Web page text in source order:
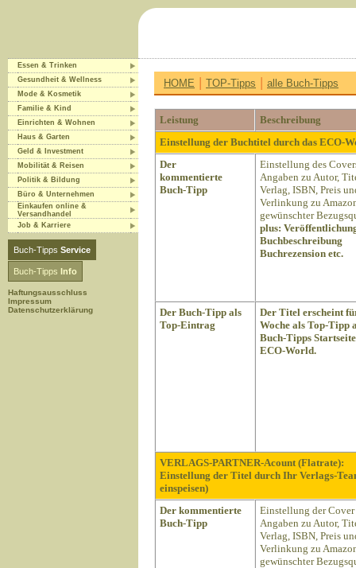
Essen & Trinken
Gesundheit & Wellness
Mode & Kosmetik
Familie & Kind
Einrichten & Wohnen
Haus & Garten
Geld & Investment
Mobilität & Reisen
Politik & Bildung
Büro & Unternehmen
Einkaufen online &
Versandhandel
Job & Karriere
Buch-Tipps Service
Buch-Tipps Info
Haftungsausschluss
Impressum
Datenschutzerklärung
HOME | TOP-Tipps | alle Buch-Tipps
Leistung
Beschreibung
Einstellung der Buchtitel durch das ECO-
Der
kommentierte
Buch-Tipp
Einstellung des
Angaben zu Autor,
Verlag, ISBN, Preis
Verlinkung zu
gewünschter
plus:
Buchbeschreibung
Buchrezension etc.
Der Buch-Tipp als
Top-Eintrag
Der Titel erscheint
Woche als Top-Tipp
Buch-Tipps
ECO-World.
VERLAGS-PARTNER-Acount (Flatrate):
Einstellung der Titel durch Ihr Verlags-
einspeisen)
Der kommentierte
Buch-Tipp
Einstellung der
Angaben zu Autor,
Verlag, ISBN, Preis
Verlinkung zu
gewünschter